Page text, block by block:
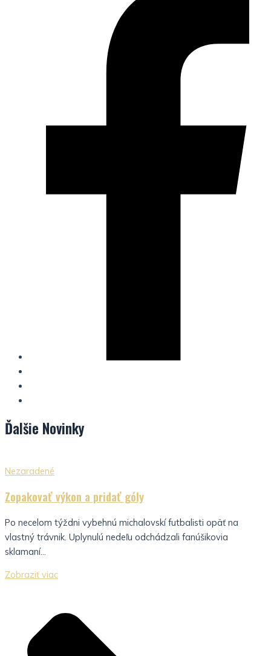
Ďalšie Novinky
Nezaradené
Zopakovať výkon a pridať góly
Po necelom týždni vybehnú michalovskí futbalisti opäť na
vlastný trávnik. Uplynulú nedeľu odchádzali fanúšikovia
sklamaní...
Zobraziť viac